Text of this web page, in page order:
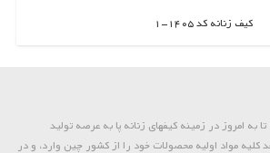
کیف زنانه کد 1405-1
اطلاعات بیشتر
مجموعه حاصل از سال 1367 تا به امروز در زمینه کیفهای زنانه پا به عرصه تولید
و از سال 1385به بعد کلیه مواد اولیه محصولات خود را از کشور چین وارد، و در